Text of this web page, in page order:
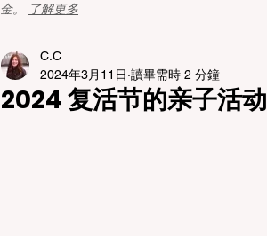
金。
了解更多
2024 复活节的亲子活动
C.C
2024年3月11日 讀畢需時 2 分鐘